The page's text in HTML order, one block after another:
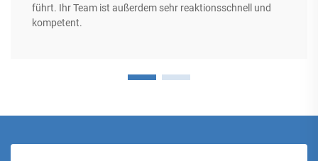
führt. Ihr Team ist außerdem sehr reaktionsschnell und
kompetent.